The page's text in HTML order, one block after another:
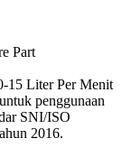
Part
15 Liter Per Menit
penggunaan
SNI/ISO
2016.